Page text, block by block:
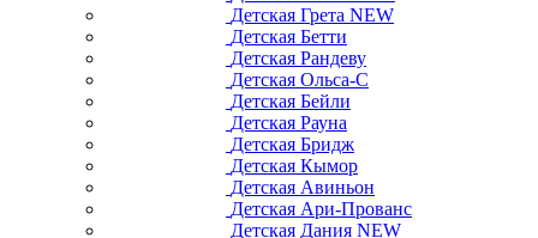
Детская Грета NEW
Детская Бетти
Детская Рандеву
Детская Ольса-С
Детская Бейли
Детская Рауна
Детская Бридж
Детская Кымор
Детская Авиньон
Детская Ари-Прованс
Детская Дания NEW